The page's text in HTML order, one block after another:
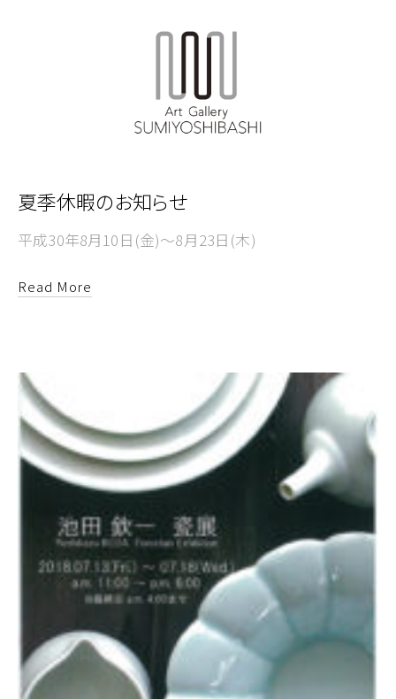
夏季休暇のお知らせ
平成30年8月10日(金)～8月23日(木)
Read More